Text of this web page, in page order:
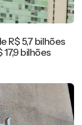
R$ 5,7 bilhões
bilhões